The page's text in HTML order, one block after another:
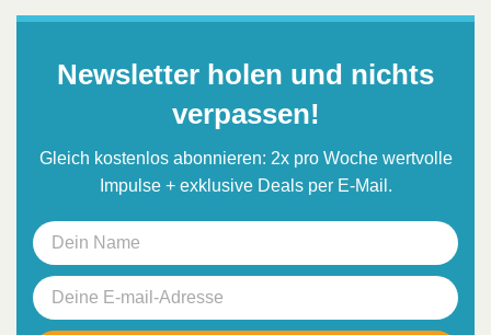
Newsletter holen und nichts
verpassen!
Gleich kostenlos abonnieren: 2x pro Woche wertvolle
Impulse + exklusive Deals per E-Mail.